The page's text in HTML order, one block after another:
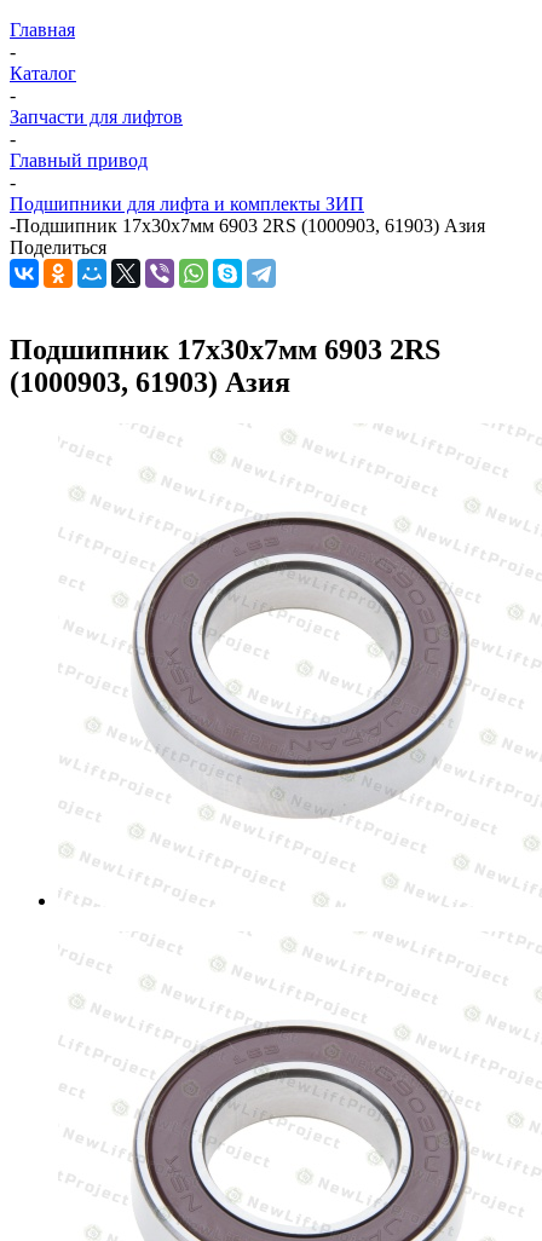
Главная
-
Каталог
-
Запчасти для лифтов
-
Главный привод
-
Подшипники для лифта и комплекты ЗИП
-Подшипник 17х30х7мм 6903 2RS (1000903, 61903) Азия
Поделиться
Подшипник 17х30х7мм 6903 2RS
(1000903, 61903) Азия